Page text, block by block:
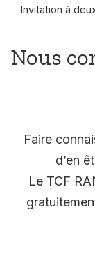
Invitation à
Nous
Faire
d’en
Le TCF